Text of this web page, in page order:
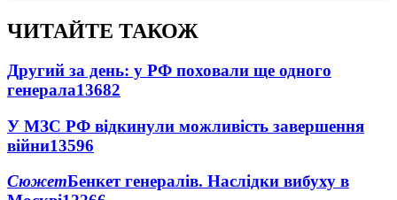
ЧИТАЙТЕ ТАКОЖ
Другий за день: у РФ поховали ще одного
генерала13682
У МЗС РФ відкинули можливість завершення
війни13596
СюжетБенкет генералів. Наслідки вибуху в